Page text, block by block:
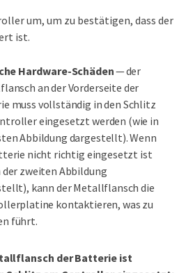
um, um zu bestätigen, dass der
ist.
Hardware-Schäden— der
an der Vorderseite der
muss vollständig in den Schlitz
eingesetzt werden (wie in
Abbildung dargestellt). Wenn
nicht richtig eingesetzt ist
der zweiten Abbildung
kann der Metallflansch die
kontaktieren, was zu
führt.
der Batterie ist